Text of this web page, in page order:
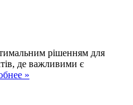
рішенням для
де важливими є
»